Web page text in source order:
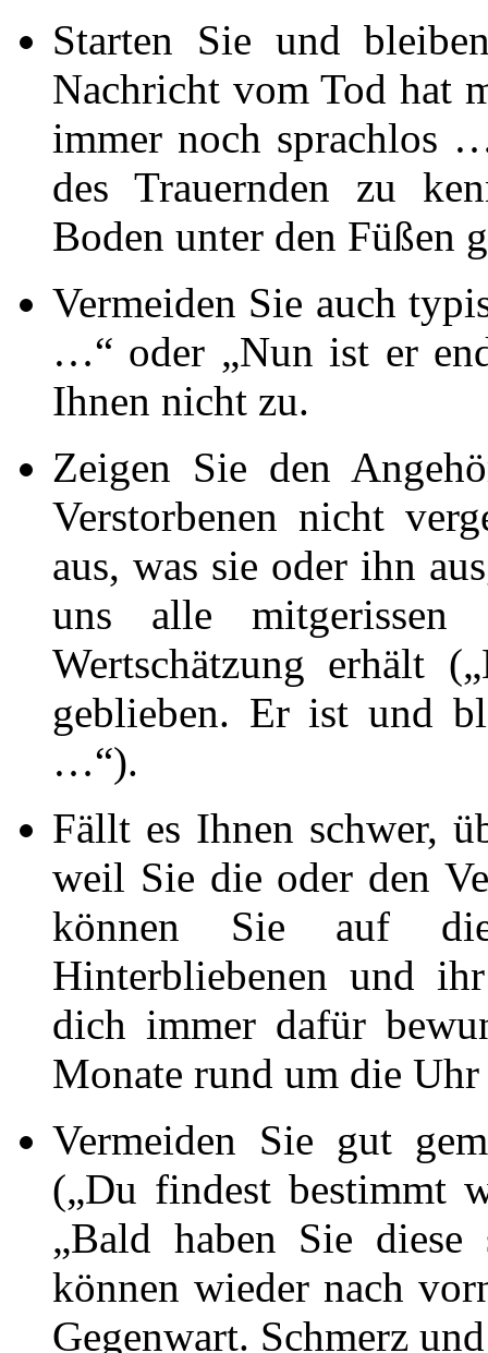
Starten Sie und
Nachricht vom Tod hat
immer noch sprachlos
des Trauernden zu
Boden unter den Füßen
Vermeiden Sie auch
…“ oder „Nun ist er
Ihnen nicht zu.
Zeigen Sie den
Verstorbenen nicht
aus, was sie oder ihn
uns alle
Wertschätzung erhält
geblieben. Er ist und
…“).
Fällt es Ihnen schwer,
weil Sie die oder den
können Sie auf
Hinterbliebenen und
dich immer dafür
Monate rund um die
Vermeiden Sie gut
(„Du findest bestimmt
„Bald haben Sie diese
können wieder nach
Gegenwart. Schmerz